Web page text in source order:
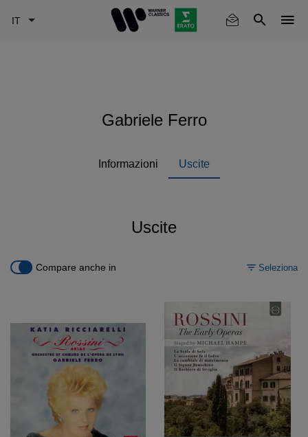
Gabriele Ferro
Informazioni Uscite
Uscite
Compare anche in Seleziona